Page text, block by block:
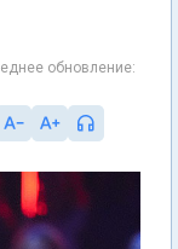
обновление: